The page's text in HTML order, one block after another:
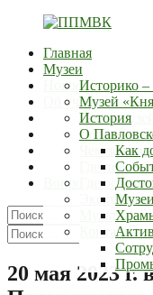
Перейти
содержимому
ППМВК
г.Павловский-
Посад
Главная
Музеи
Историко –
Музей
Дом –
Музей
Музей
Новости
Об учреждении
История
Наши
Туристский
О
Как
Чем
Музеи
Где поесть?
Где
Контакты
Документы
Контакты
Услуги
Вопросы
Искать:
Искать:
20 мая 2023 г.